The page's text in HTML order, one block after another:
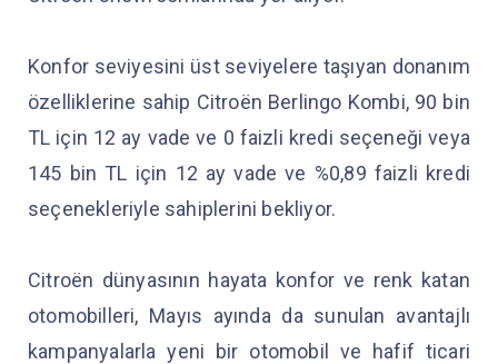
Konfor seviyesini üst seviyelere taşıyan donanım
özelliklerine sahip Citroën Berlingo Kombi, 90 bin
TL için 12 ay vade ve 0 faizli kredi seçeneği veya
145 bin TL için 12 ay vade ve %0,89 faizli kredi
seçenekleriyle sahiplerini bekliyor.
Citroën dünyasının hayata konfor ve renk katan
otomobilleri, Mayıs ayında da sunulan avantajlı
kampanyalarla yeni bir otomobil ve hafif ticari